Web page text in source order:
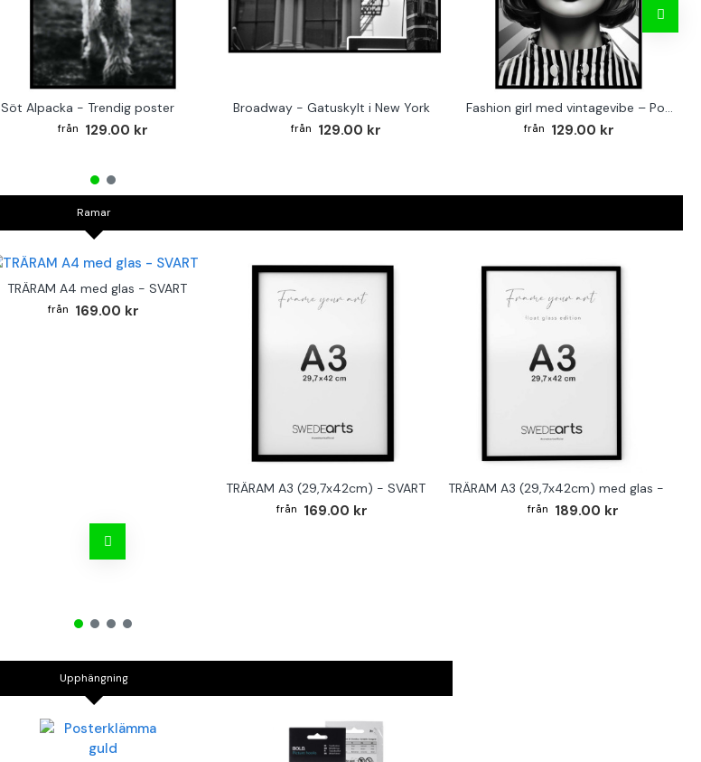
Söt Alpacka - Trendig poster
129.00 kr
Broadway - Gatuskylt i New York
129.00 kr
Fashion girl med vintagevibe – Poster för stilmedvetna hem
129.00 kr
Ramar
TRÄRAM A4 med glas - SVART
169.00 kr
TRÄRAM A3 (29,7x42cm) - SVART
169.00 kr
TRÄRAM A3 (29,7x42cm) med glas -
189.00 kr
Upphängning